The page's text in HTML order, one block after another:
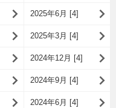
2025年6月 [4]
2025年3月 [4]
2024年12月 [4]
2024年9月 [4]
2024年6月 [4]